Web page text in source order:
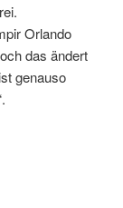
Orlando
das ändert
genauso